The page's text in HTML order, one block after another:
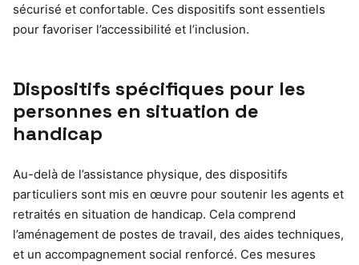
sécurisé et confortable. Ces dispositifs sont essentiels
pour favoriser l’accessibilité et l’inclusion.
Dispositifs spécifiques pour les
personnes en situation de
handicap
Au-delà de l’assistance physique, des dispositifs
particuliers sont mis en œuvre pour soutenir les agents et
retraités en situation de handicap. Cela comprend
l’aménagement de postes de travail, des aides techniques,
et un accompagnement social renforcé. Ces mesures